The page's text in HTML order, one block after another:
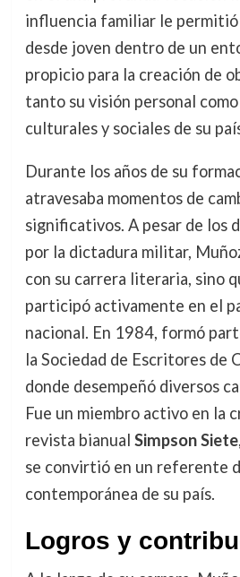
influencia familiar le
desde joven dentro de un
propicio para la creación de
tanto su visión personal
culturales y sociales de su
Durante los años de su
atravesaba momentos de
significativos. A pesar de los
por la dictadura militar,
con su carrera literaria, sino
participó activamente en el
nacional. En 1984, formó
la Sociedad de Escritores de
donde desempeñó diversos
Fue un miembro activo en la
revista bianual Simpson Siete
se convirtió en un referente
contemporánea de su país.
Logros y